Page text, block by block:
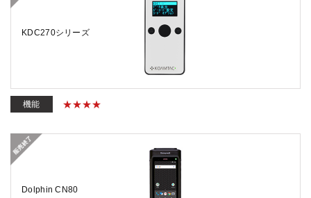
KDC270シリーズ
機能
Dolphin CN80